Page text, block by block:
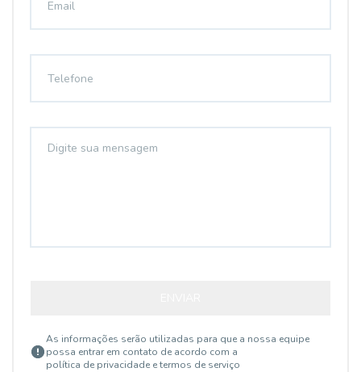
As informações serão utilizadas para que a nossa equipe
possa entrar em contato de acordo com a
política de privacidade e termos de serviço